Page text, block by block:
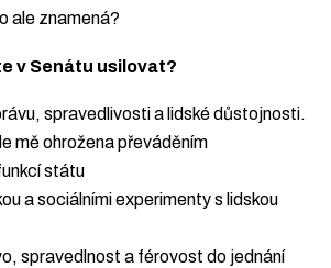
ale znamená?
v Senátu usilovat?
spravedlivosti a lidské důstojnosti.
mě ohrožena převáděním
státu
a sociálními experimenty s lidskou
spravedlnost a férovost do jednání